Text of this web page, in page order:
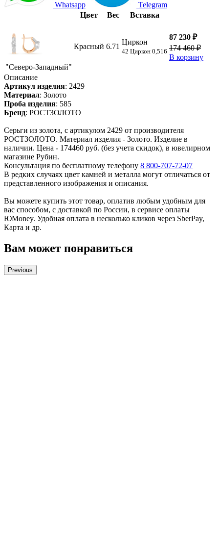
Whatsapp
Telegram
Цвет
Вес Вставка
"Северо-Западный"
Красный 6.71
Циркон
42 Циркон 0,516
87 230 ₽
174 460 ₽
В корзину
Описание
Артикул изделия: 2429
Материал: Золото
Проба изделия: 585
Бренд: РОСТЗОЛОТО
Серьги из золота, с артикулом 2429 от производителя
РОСТЗОЛОТО. Материал изделия - Золото. Изделие в
наличии. Цена - 174460 руб. (без учета скидок), в ювелирном
магазине Рубин.
Консультация по бесплатному телефону 8 800-707-72-07
В редких случаях цвет камней и металла могут отличаться от
представленного изображения и описания.
Вы можете купить этот товар, оплатив любым удобным для
вас способом, с доставкой по России, в сервисе оплаты
ЮMoney. Удобная оплата в несколько кликов через SberPay,
Карта и др.
Вам может понравиться
Previous